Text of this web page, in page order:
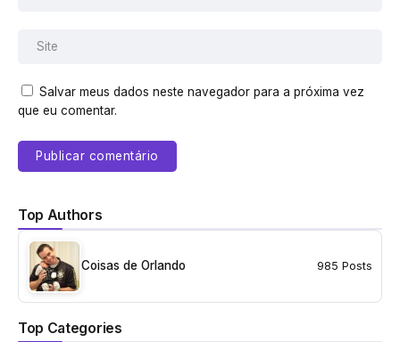
Salvar meus dados neste navegador para a próxima vez
que eu comentar.
Top Authors
Coisas de Orlando 985 Posts
Top Categories